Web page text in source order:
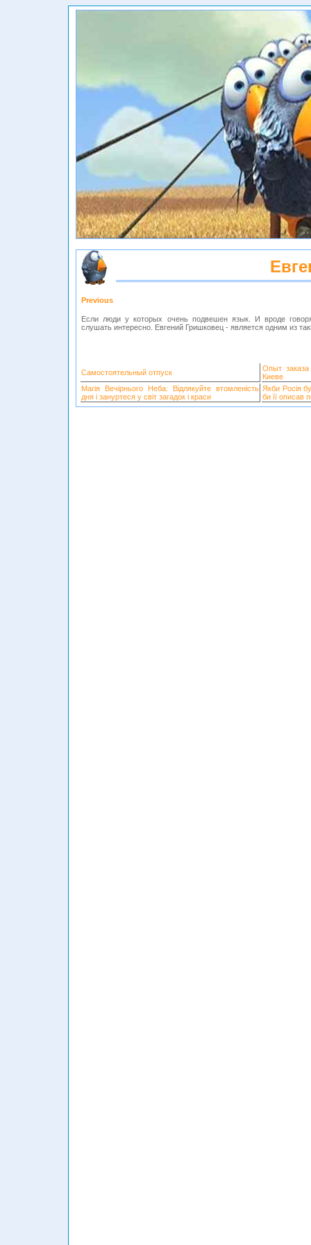
Previous
Если люди у которых очень подвешен язык. И вроде
слушать интересно. Евгений Гришковец - является одним из
Самостоятельный отпуск
Опыт
Киеве
Магія Вечірнього Неба: Відлякуйте втомленість
дня і зануртеся у світ загадок і краси
Якби Росія
би її описав